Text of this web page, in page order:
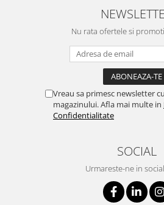
Nu rata ofertele si
Vreau sa primesc newsletter
magazinului. Afla mai multe in
Confidentialitate
SOCIAL
Urmareste-ne in